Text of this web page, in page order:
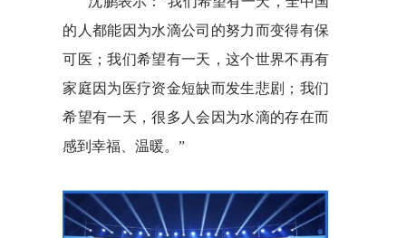
的人都能因为水滴公司的努力而变得有保
可医；我们希望有一天，这个世界不再有
家庭因为医疗资金短缺而发生悲剧；我们
希望有一天，很多人会因为水滴的存在而
感到幸福、温暖。”